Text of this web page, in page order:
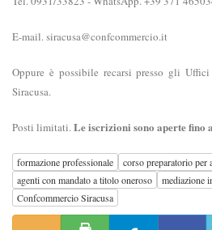
E-mail. siracusa@confcommercio.it
Oppure è possibile recarsi presso gli
Siracusa.
Posti limitati.Le iscrizioni sono aperte fino
formazione professionale
corso preparatorio per
agenti con mandato a titolo oneroso
mediazione
Confcommercio Siracusa